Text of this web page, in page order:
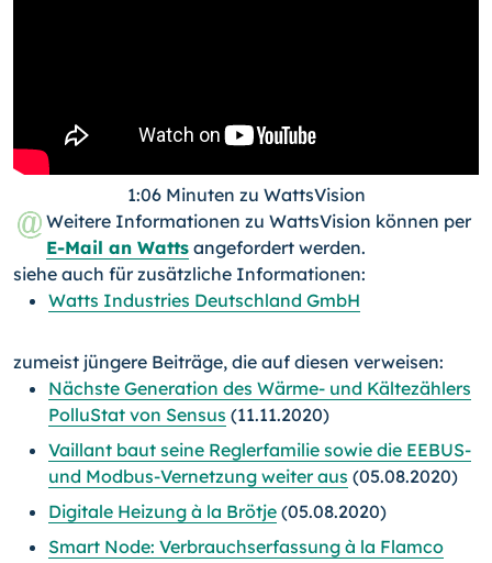
1:06 Minuten zu WattsVision
Weitere Informationen zu WattsVision können per
E-Mail an Watts angefordert werden.
siehe auch für zusätzliche Informationen:
Watts Industries Deutschland GmbH
zumeist jüngere Beiträge, die auf diesen verweisen:
Nächste Generation des Wärme- und Kältezählers
PolluStat von Sensus (11.11.2020)
Vaillant baut seine Reglerfamilie sowie die EEBUS-
und Modbus-Vernetzung weiter aus (05.08.2020)
Digitale Heizung à la Brötje (05.08.2020)
Smart Node: Verbrauchserfassung à la Flamco